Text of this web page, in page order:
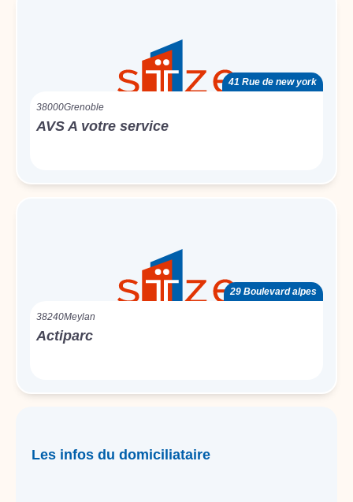
41 Rue de new york
38000Grenoble
AVS A votre service
29 Boulevard alpes
38240Meylan
Actiparc
Les infos du domiciliataire